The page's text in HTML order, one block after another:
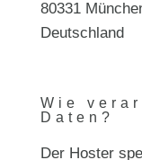
80331
Deutschland
Wie
Daten?
Der Hoster